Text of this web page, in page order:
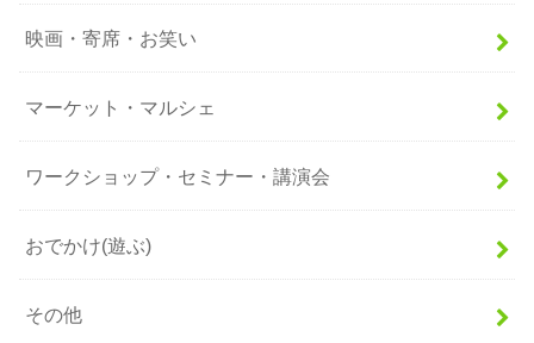
映画・寄席・お笑い
マーケット・マルシェ
ワークショップ・セミナー・講演会
おでかけ(遊ぶ)
その他